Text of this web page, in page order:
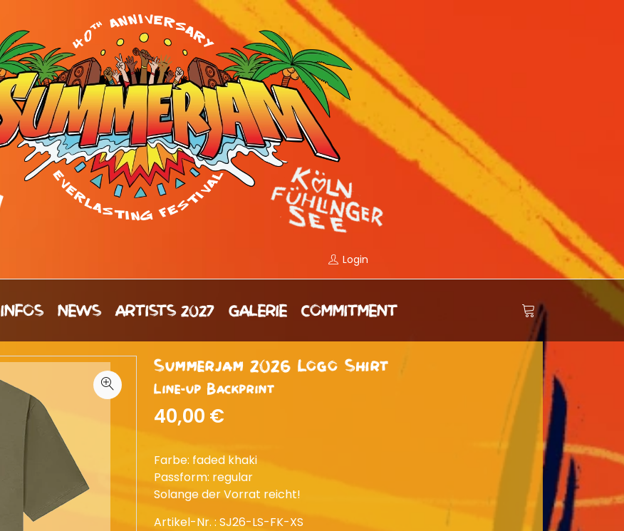
Login
INFOS NEWS ARTISTS 2027 GALERIE COMMITMENT
Summerjam 2026 Logo Shirt
Line-up Backprint
40,00 €
Farbe: faded khaki
Passform: regular
Solange der Vorrat reicht!
Artikel-Nr. : SJ26-LS-FK-XS